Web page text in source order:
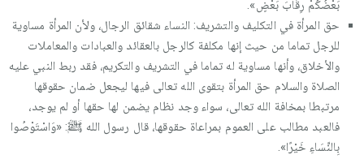
بَعْضُكُمْ رِقَابَ بَعْضٍ».
حق المرأة في التكليف والتشريف: النساء شقائق الرجال، ولأن المرأة مساوية
للرجل تماما من حيث إنها مكلفة كالرجل بالعقائد والعبادات والمعاملات
والأخلاق، وأنها مساوية له تماما في التشريف والتكريم، فقد ربط النبي عليه
الصلاة والسلام حق المرأة بتقوى الله تعالى فيها ليجعل ضمان حقوقها
مرتبطا بمخافة الله تعالى، سواء وجد نظام يضمن لها حقها أو لم يوجد،
فالعبد مطالب على العموم بمراعاة حقوقها، قال رسول الله ﷺ: «وَاسْتَوْصُوا
بِالنِّسَاءِ خَيْرًا».